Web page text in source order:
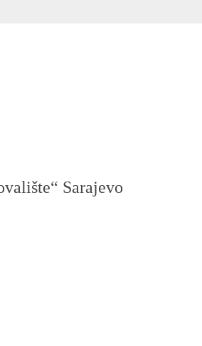
Sarajevo